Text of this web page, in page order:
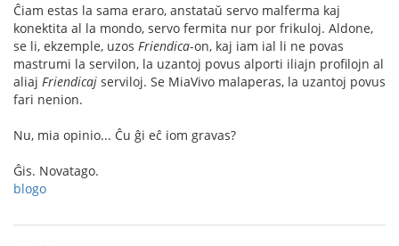
Ĉiam estas la sama eraro, anstataŭ servo malferma kaj
konektita al la mondo, servo fermita nur por frikuloj. Aldone,
se li, ekzemple, uzos Friendica-on, kaj iam ial li ne povas
mastrumi la servilon, la uzantoj povus alporti iliajn profilojn al
aliaj Friendicaj serviloj. Se MiaVivo malaperas, la uzantoj povus
fari nenion.
Nu, mia opinio... Ĉu ĝi eĉ iom gravas?
Ĝis. Novatago.
blogo